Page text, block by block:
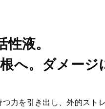
液。
へ。ダメージ
力を引き出し、外的スト